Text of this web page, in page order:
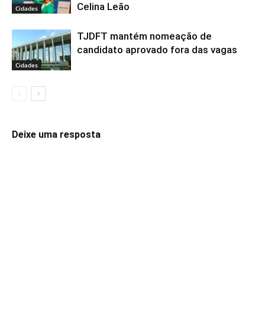
Cidades
Celina Leão
Cidades
TJDFT mantém nomeação de
candidato aprovado fora das vagas
Deixe uma resposta